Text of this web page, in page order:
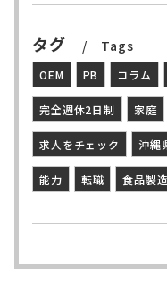
タグ Tags
OEM PB コラム
完全週休2日制 家庭
求人をチェック 沖縄
能力 転職 食品製造